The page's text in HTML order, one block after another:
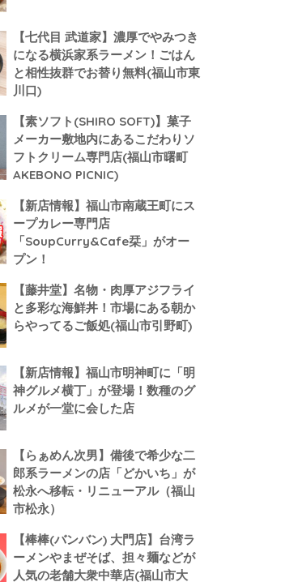
【七代目 武道家】濃厚でやみつき
になる横浜家系ラーメン！ごはん
と相性抜群でお替り無料(福山市東
川口)
【素ソフト(SHIRO SOFT)】菓子
メーカー敷地内にあるこだわりソ
フトクリーム専門店(福山市曙町
AKEBONO PICNIC)
【新店情報】福山市南蔵王町にス
ープカレー専門店
「SoupCurry&Cafe栞」がオー
プン！
【藤井堂】名物・肉厚アジフライ
と多彩な海鮮丼！市場にある朝か
らやってるご飯処(福山市引野町)
【新店情報】福山市明神町に「明
神グルメ横丁」が登場！数種のグ
ルメが一堂に会した店
【らぁめん次男】備後で希少な二
郎系ラーメンの店「どかいち」が
松永へ移転・リニューアル（福山
市松永）
【棒棒(バンバン) 大門店】台湾ラ
ーメンやまぜそば、担々麺などが
人気の老舗大衆中華店(福山市大